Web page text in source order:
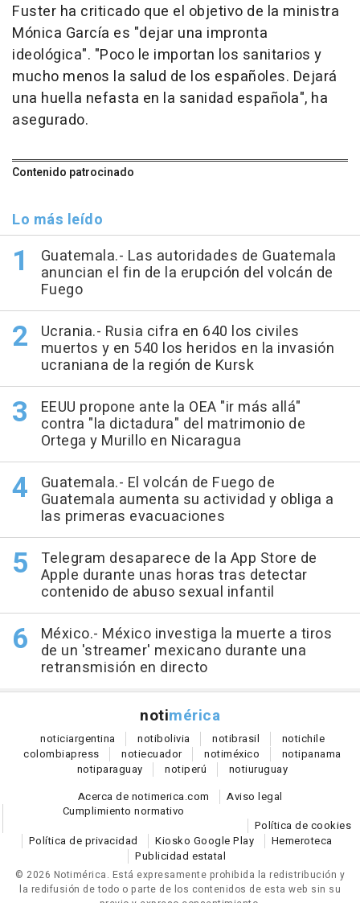
Fuster ha criticado que el objetivo de la ministra
Mónica García es "dejar una impronta
ideológica". "Poco le importan los sanitarios y
mucho menos la salud de los españoles. Dejará
una huella nefasta en la sanidad española", ha
asegurado.
Contenido patrocinado
Lo más leído
Guatemala.- Las autoridades de Guatemala
anuncian el fin de la erupción del volcán de
Fuego
Ucrania.- Rusia cifra en 640 los civiles
muertos y en 540 los heridos en la invasión
ucraniana de la región de Kursk
EEUU propone ante la OEA "ir más allá"
contra "la dictadura" del matrimonio de
Ortega y Murillo en Nicaragua
Guatemala.- El volcán de Fuego de
Guatemala aumenta su actividad y obliga a
las primeras evacuaciones
Telegram desaparece de la App Store de
Apple durante unas horas tras detectar
contenido de abuso sexual infantil
México.- México investiga la muerte a tiros
de un 'streamer' mexicano durante una
retransmisión en directo
notimérica
noticiargentina notibolivia notibrasil notichile
colombiapress notiecuador notiméxico notipanama
notiparaguay notiperú notiuruguay
Acerca de notimerica.com
Aviso legal
Cumplimiento normativo
Política de cookies
Política de privacidad
Kiosko Google Play
Hemeroteca
Publicidad estatal
© 2026 Notimérica. Está expresamente prohibida la redistribución y
la redifusión de todo o parte de los contenidos de esta web sin su